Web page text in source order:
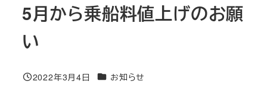
5月から乗船料値上げのお願
い
投稿日
2022年3月4日 カテゴリー
お知らせ